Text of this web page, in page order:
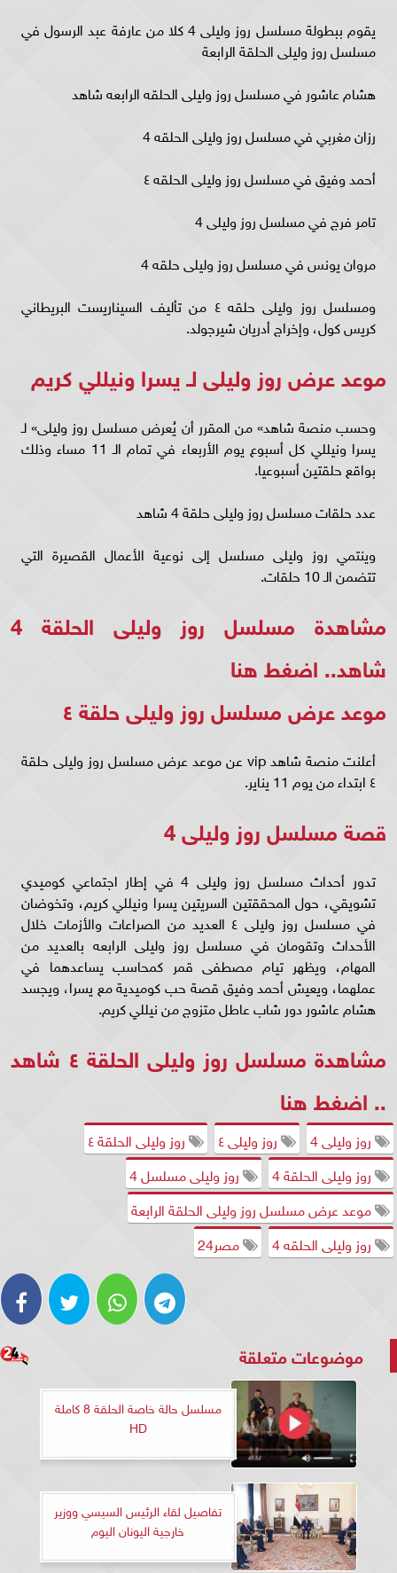
يقوم ببطولة مسلسل روز وليلى 4 كلا من عارفة عبد الرسول في
مسلسل روز وليلى الحلقة الرابعة
هشام عاشور في مسلسل روز وليلى الحلقه الرابعه شاهد
رزان مغربي في مسلسل روز وليلى الحلقه 4
أحمد وفيق في مسلسل روز وليلى الحلقه ٤
تامر فرج في مسلسل روز وليلى 4
مروان يونس في مسلسل روز وليلى حلقه 4
ومسلسل روز وليلى حلقه ٤ من تأليف السيناريست البريطاني
كريس كول، وإخراج أدريان شيرجولد.
موعد عرض روز وليلى لـ يسرا ونيللي كريم
وحسب منصة شاهد» من المقرر أن يُعرض مسلسل روز وليلى» لـ
يسرا ونيللي كل أسبوع يوم الأربعاء في تمام الـ 11 مساء وذلك
بواقع حلقتين أسبوعيا.
عدد حلقات مسلسل روز وليلى حلقة 4 شاهد
وينتمي روز وليلى مسلسل إلى نوعية الأعمال القصيرة التي
تتضمن الـ 10 حلقات.
مشاهدة مسلسل روز وليلى الحلقة 4
شاهد.. اضغط هنا
موعد عرض مسلسل روز وليلى حلقة ٤
أعلنت منصة شاهد vip عن موعد عرض مسلسل روز وليلى حلقة
٤ ابتداء من يوم 11 يناير.
قصة مسلسل روز وليلى 4
تدور أحداث مسلسل روز وليلى 4 في إطار اجتماعي كوميدي
تشويقي، حول المحققتين السريتين يسرا ونيللي كريم، وتخوضان
في مسلسل روز وليلى ٤ العديد من الصراعات والأزمات خلال
الأحداث وتقومان في مسلسل روز وليلى الرابعه بالعديد من
المهام، ويظهر تيام مصطفى قمر كمحاسب يساعدهما في
عملهما، ويعيش أحمد وفيق قصة حب كوميدية مع يسرا، ويجسد
هشام عاشور دور شاب عاطل متزوج من نيللي كريم.
مشاهدة مسلسل روز وليلى الحلقة ٤ شاهد
.. اضغط هنا
روز وليلى 4 روز وليلى ٤
روز وليلى الحلقة ٤
روز وليلى الحلقة 4
روز وليلى مسلسل 4
موعد عرض مسلسل روز وليلى الحلقة الرابعة
روز وليلى الحلقه 4
مصر24
موضوعات متعلقة
مسلسل حالة خاصة الحلقة 8 كاملة
HD
تفاصيل لقاء الرئيس السيسي ووزير
خارجية اليونان اليوم